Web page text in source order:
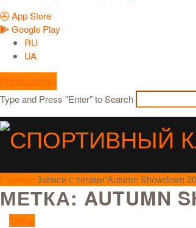
App Store
Google Play
RU
UA
Navigation
Type and Press "Enter" to Search
Главная Записи с тегами“Autumn Showdown
МЕТКА: AUTUMN
12Aug